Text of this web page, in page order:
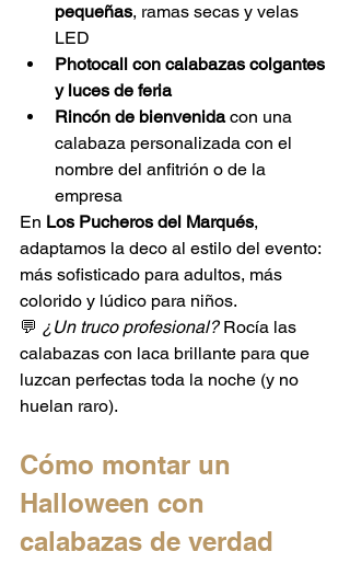
pequeñas, ramas secas y velas
LED
Photocall con calabazas colgantes
y luces de feria
Rincón de bienvenida con una
calabaza personalizada con el
nombre del anfitrión o de la
empresa
En Los Pucheros del Marqués,
adaptamos la deco al estilo del evento:
más sofisticado para adultos, más
colorido y lúdico para niños.
💬 ¿Un truco profesional? Rocía las
calabazas con laca brillante para que
luzcan perfectas toda la noche (y no
huelan raro).
Cómo montar un
Halloween con
calabazas de verdad